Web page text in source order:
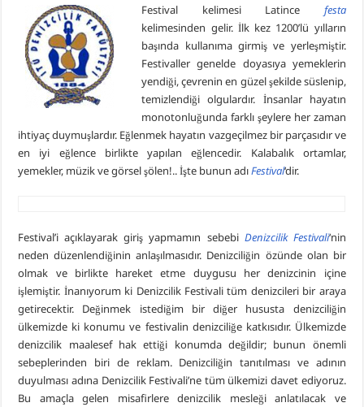
Armona Denizcilik İşletme Müdürü Kapt. Semih Falay Vefat Etti
Piri Reis Üniversitesi’nin Karadeniz Ülkeleri için “Ortak Yüksek Lisans
DARGEB’ten, Deniz’den Fotoğraf Sergisi
DARGEB Denizci Gönüllüler’den Preveze Deniz Zaferi Videosu
Festival kelimesi Latince festa
kelimesinden gelir. İlk kez 1200’lü yılların
başında kullanıma girmiş ve yerleşmiştir.
Festivaller genelde doyasıya yemeklerin
yendiği, çevrenin en güzel şekilde süslenip,
temizlendiği olgulardır. İnsanlar hayatın
monotonluğunda farklı şeylere her zaman
ihtiyaç duymuşlardır. Eğlenmek hayatın vazgeçilmez bir parçasıdır ve
en iyi eğlence birlikte yapılan eğlencedir. Kalabalık ortamlar,
yemekler, müzik ve görsel şölen!.. İşte bunun adıFestival‘dir.
Festival’i açıklayarak giriş yapmamın sebebi Denizcilik Festivali‘nin
neden düzenlendiğinin anlaşılmasıdır. Denizciliğin özünde olan bir
olmak ve birlikte hareket etme duygusu her denizcinin içine
işlemiştir. İnanıyorum ki Denizcilik Festivali tüm denizcileri bir araya
getirecektir. Değinmek istediğim bir diğer hususta denizciliğin
ülkemizde ki konumu ve festivalin denizciliğe katkısıdır. Ülkemizde
denizcilik maalesef hak ettiği konumda değildir; bunun önemli
sebeplerinden biri de reklam. Denizciliğin tanıtılması ve adının
duyulması adına Denizcilik Festivali’ne tüm ülkemizi davet ediyoruz.
Bu amaçla gelen misafirlere denizcilik mesleği anlatılacak ve